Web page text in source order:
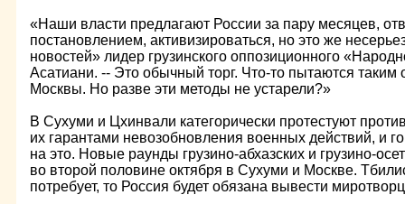
«Наши власти предлагают России за пару месяцев,
постановлением, активизироваться, но это же
новостей» лидер грузинского оппозиционного
Асатиани. -- Это обычный торг. Что-то пытаются таким
Москвы. Но разве эти методы не устарели?»
В Сухуми и Цхинвали категорически протестуют
их гарантами невозобновления военных действий, и
на это. Новые раунды грузино-абхазских и грузино-
во второй половине октября в Сухуми и Москве.
потребует, то Россия будет обязана вывести